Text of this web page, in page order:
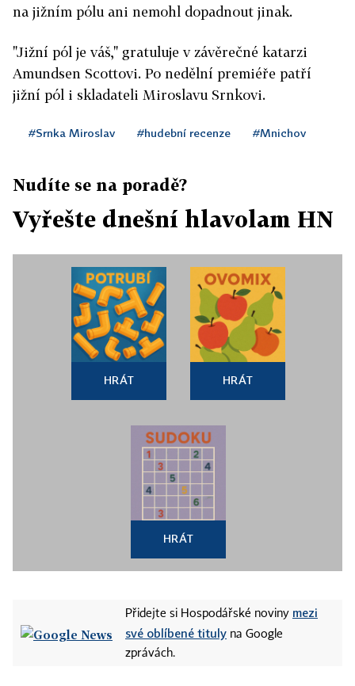
na jižním pólu ani nemohl dopadnout jinak.
"Jižní pól je váš," gratuluje v závěrečné katarzi
Amundsen Scottovi. Po nedělní premiéře patří
jižní pól i skladateli Miroslavu Srnkovi.
#Srnka Miroslav #hudební recenze #Mnichov
Nudíte se na poradě?
Vyřešte dnešní hlavolam HN
HRÁT HRÁT
HRÁT
Přidejte si Hospodářské noviny mezi
své oblíbené tituly na Google
zprávách.